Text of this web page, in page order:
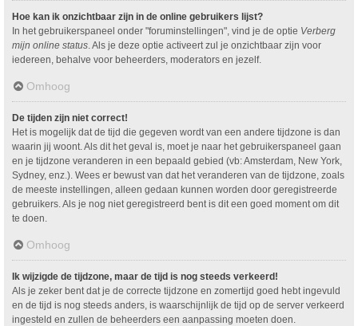
Hoe kan ik onzichtbaar zijn in de online gebruikers lijst?
In het gebruikerspaneel onder "foruminstellingen", vind je de optie Verberg
mijn online status . Als je deze optie activeert zul je onzichtbaar zijn voor
iedereen, behalve voor beheerders, moderators en jezelf.
Omhoog
De tijden zijn niet correct!
Het is mogelijk dat de tijd die gegeven wordt van een andere tijdzone is dan
waarin jij woont. Als dit het geval is, moet je naar het gebruikerspaneel gaan
en je tijdzone veranderen in een bepaald gebied (vb: Amsterdam, New York,
Sydney, enz.). Wees er bewust van dat het veranderen van de tijdzone, zoals
de meeste instellingen, alleen gedaan kunnen worden door geregistreerde
gebruikers. Als je nog niet geregistreerd bent is dit een goed moment om dit
te doen.
Omhoog
Ik wijzigde de tijdzone, maar de tijd is nog steeds verkeerd!
Als je zeker bent dat je de correcte tijdzone en zomertijd goed hebt ingevuld
en de tijd is nog steeds anders, is waarschijnlijk de tijd op de server verkeerd
ingesteld en zullen de beheerders een aanpassing moeten doen.